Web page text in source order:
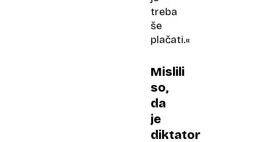
treba
še
plačati.«
Mislili
so,
da
je
diktator